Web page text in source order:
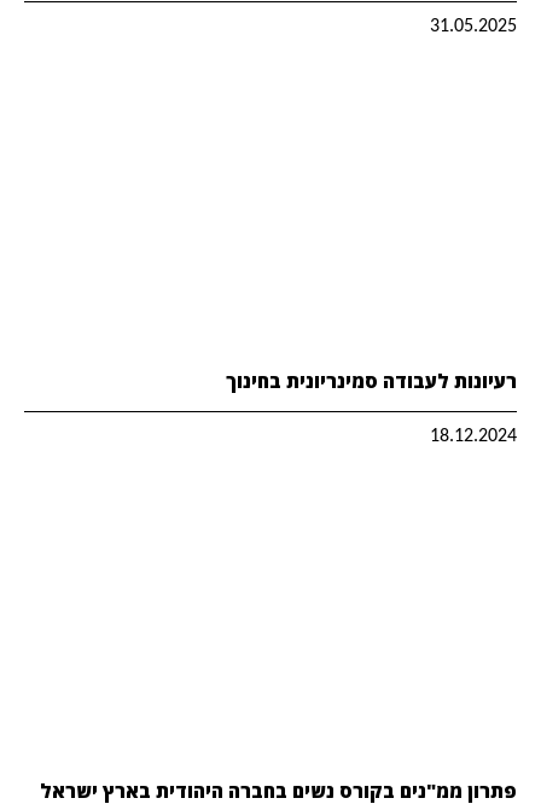
31.05.2025
רעיונות לעבודה סמינריונית בחינוך
18.12.2024
פתרון ממ"נים בקורס נשים בחברה היהודית בארץ ישראל